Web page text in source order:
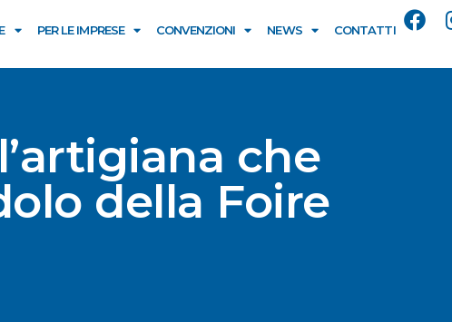
PER LE IMPRESE CONVENZIONI NEWS CONTATTI
che
della Foire